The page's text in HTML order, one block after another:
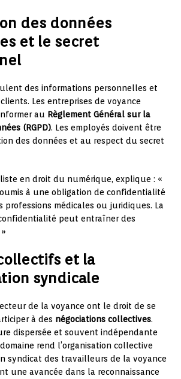
des données
et le secret
des informations personnelles et
Les entreprises de voyance
au Règlement Général sur la
(RGPD). Les employés doivent être
des données et au respect du secret
en droit du numérique, explique : «
à une obligation de confidentialité
professions médicales ou juridiques. La
peut entraîner des
et la
syndicale
de la voyance ont le droit de se
à des négociations collectives.
dispersée et souvent indépendante
rend l’organisation collective
syndicat des travailleurs de la voyance
une avancée dans la reconnaissance